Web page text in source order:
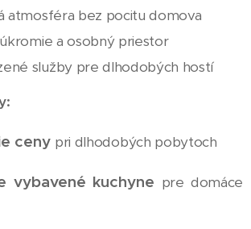
atmosféra bez pocitu domova
a osobný priestor
služby pre dlhodobých hostí
ceny pri dlhodobých pobytoch
vybavené kuchyne pre domáce